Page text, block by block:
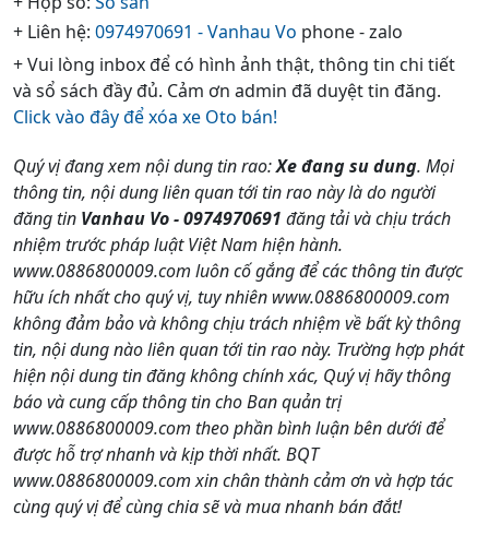
+ Liên hệ: 0974970691 - Vanhau Vo phone - zalo
+ Vui lòng inbox để có hình ảnh thật, thông tin chi tiết
và sổ sách đầy đủ. Cảm ơn admin đã duyệt tin đăng.
Click vào đây để xóa xe Oto bán!
Quý vị đang xem nội dung tin rao:Xe đang su dung. Mọi
thông tin, nội dung liên quan tới tin rao này là do người
đăng tin Vanhau Vo - 0974970691 đăng tải và chịu trách
nhiệm trước pháp luật Việt Nam hiện hành.
www.0886800009.com luôn cố gắng để các thông tin được
hữu ích nhất cho quý vị, tuy nhiên www.0886800009.com
không đảm bảo và không chịu trách nhiệm về bất kỳ thông
tin, nội dung nào liên quan tới tin rao này. Trường hợp phát
hiện nội dung tin đăng không chính xác, Quý vị hãy thông
báo và cung cấp thông tin cho Ban quản trị
www.0886800009.com theo phần bình luận bên dưới để
được hỗ trợ nhanh và kịp thời nhất. BQT
www.0886800009.com xin chân thành cảm ơn và hợp tác
cùng quý vị để cùng chia sẽ và mua nhanh bán đắt!